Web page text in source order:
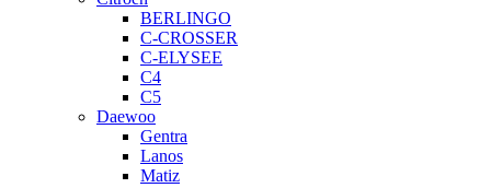
BERLINGO
C-CROSSER
C-ELYSEE
C4
C5
Daewoo
Gentra
Lanos
Matiz